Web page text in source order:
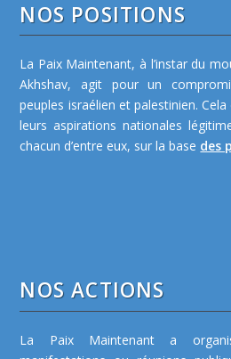
NOS POSITIONS
La Paix Maintenant, à l’instar du
Akhshav, agit pour un
peuples israélien et palestinien.
leurs aspirations nationales
chacun d’entre eux, sur la base des
NOS ACTIONS
La Paix Maintenant a